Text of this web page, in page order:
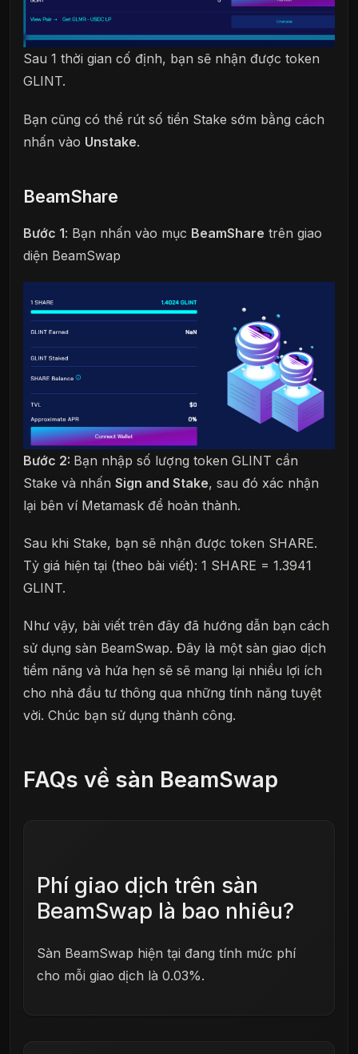
Sau 1 thời gian cố định, bạn sẽ nhận được token
GLINT.
Bạn cũng có thể rút số tiền Stake sớm bằng cách
nhấn vào Unstake.
BeamShare
Bước 1: Bạn nhấn vào mục BeamShare trên giao
diện BeamSwap
Bước 2: Bạn nhập số lượng token GLINT cần
Stake và nhấn Sign and Stake, sau đó xác nhận
lại bên ví Metamask để hoàn thành.
Sau khi Stake, bạn sẽ nhận được token SHARE.
Tỷ giá hiện tại (theo bài viết): 1 SHARE = 1.3941
GLINT.
Như vậy, bài viết trên đây đã hướng dẫn bạn cách
sử dụng sàn BeamSwap. Đây là một sàn giao dịch
tiềm năng và hứa hẹn sẽ sẽ mang lại nhiều lợi ích
cho nhà đầu tư thông qua những tính năng tuyệt
vời. Chúc bạn sử dụng thành công.
FAQs về sàn BeamSwap
Phí giao dịch trên sàn
BeamSwap là bao nhiêu?
Sàn BeamSwap hiện tại đang tính mức phí
cho mỗi giao dịch là 0.03%.